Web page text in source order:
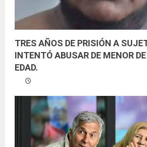
TRES AÑOS DE PRISIÓN A
INTENTÓ ABUSAR DE MENOR
EDAD.